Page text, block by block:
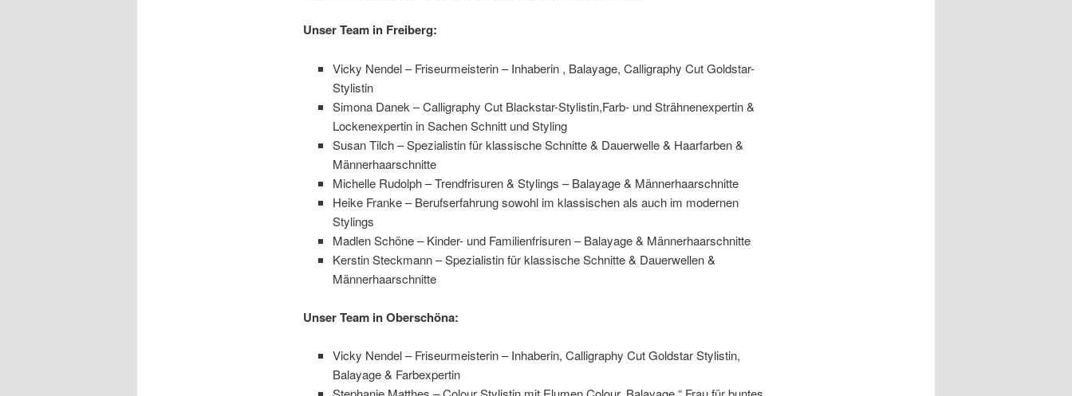
Unser Team in Freiberg:
Vicky Nendel – Friseurmeisterin – Inhaberin , Balayage, Calligraphy Cut Goldstar-
Stylistin
Simona Danek – Calligraphy Cut Blackstar-Stylistin,Farb- und Strähnenexpertin &
Lockenexpertin in Sachen Schnitt und Styling
Susan Tilch – Spezialistin für klassische Schnitte & Dauerwelle & Haarfarben &
Männerhaarschnitte
Michelle Rudolph – Trendfrisuren & Stylings – Balayage & Männerhaarschnitte
Heike Franke – Berufserfahrung sowohl im klassischen als auch im modernen
Stylings
Madlen Schöne – Kinder- und Familienfrisuren – Balayage & Männerhaarschnitte
Kerstin Steckmann – Spezialistin für klassische Schnitte & Dauerwellen &
Männerhaarschnitte
Unser Team in Oberschöna:
Vicky Nendel – Friseurmeisterin – Inhaberin, Calligraphy Cut Goldstar Stylistin,
Balayage & Farbexpertin